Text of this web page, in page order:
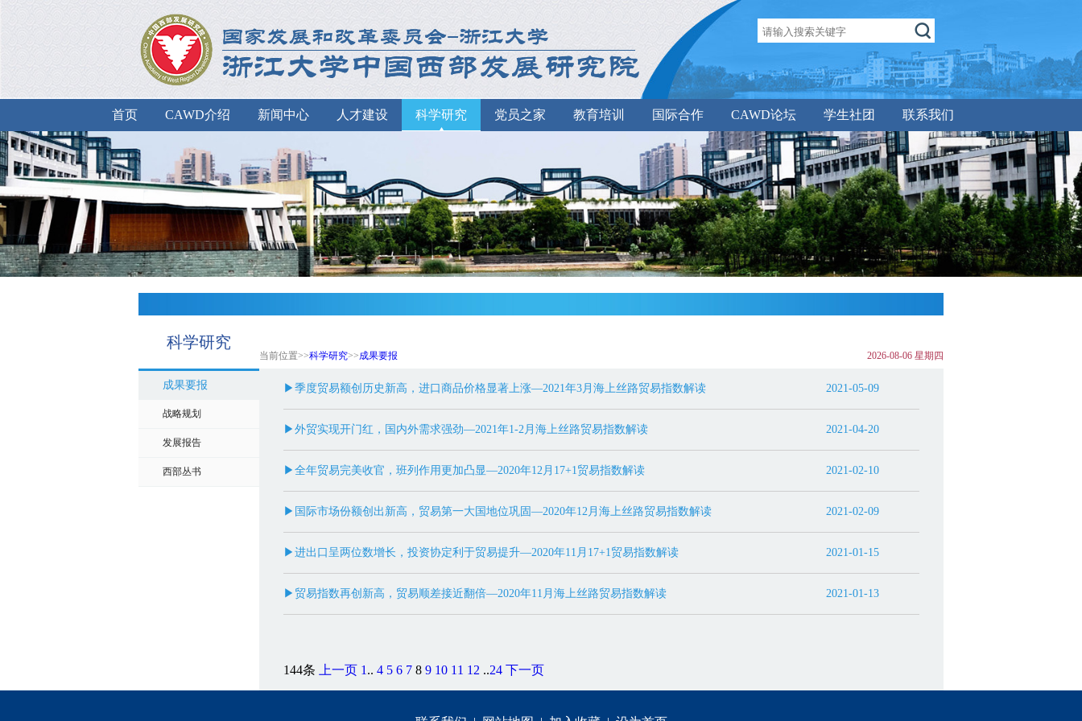
首页 CAWD介绍 新闻中心 人才建设 科学研究 党员之家 教育培训 国际合作 CAWD论坛 学生社团 联系我们
科学研究
当前位置>>科学研究>>成果要报 2026-08-06 星期四
成果要报
战略规划
发展报告
西部丛书
▶季度贸易额创历史新高，进口商品价格显著上涨—2021年3月海上丝路贸易指数解读 2021-05-09
▶外贸实现开门红，国内外需求强劲—2021年1-2月海上丝路贸易指数解读 2021-04-20
▶全年贸易完美收官，班列作用更加凸显—2020年12月17+1贸易指数解读 2021-02-10
▶国际市场份额创出新高，贸易第一大国地位巩固—2020年12月海上丝路贸易指数解读 2021-02-09
▶进出口呈两位数增长，投资协定利于贸易提升—2020年11月17+1贸易指数解读 2021-01-15
▶贸易指数再创新高，贸易顺差接近翻倍—2020年11月海上丝路贸易指数解读 2021-01-13
144条 上一页 1 .. 4 5 6 7 8 9 10 11 12 ..24 下一页